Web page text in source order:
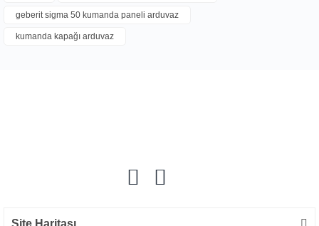
Bu ürüne ilk yorumu siz yapın!
geberit sigma 50 kumanda paneli arduvaz
kumanda kapağı arduvaz